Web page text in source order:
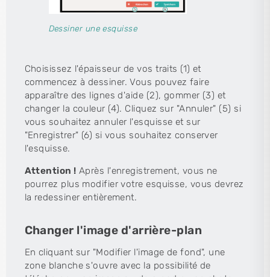
Dessiner une esquisse
Choisissez l'épaisseur de vos traits (1) et
commencez à dessiner. Vous pouvez faire
apparaître des lignes d'aide (2), gommer (3) et
changer la couleur (4). Cliquez sur "Annuler" (5) si
vous souhaitez annuler l'esquisse et sur
"Enregistrer" (6) si vous souhaitez conserver
l'esquisse.
Attention ! Après l'enregistrement, vous ne
pourrez plus modifier votre esquisse, vous devrez
la redessiner entièrement.
Changer l'image d'arrière-plan
En cliquant sur "Modifier l'image de fond", une
zone blanche s'ouvre avec la possibilité de